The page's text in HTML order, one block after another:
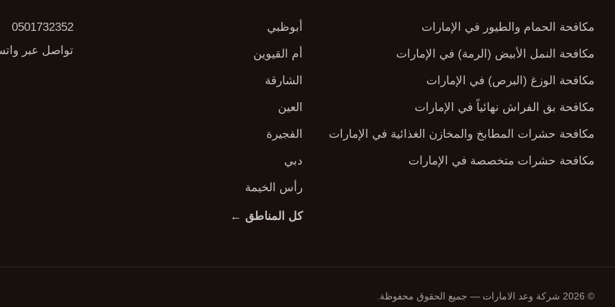
مكافحة الحمام والطيور في الإمارات
مكافحة النمل الأبيض (الرمة) في الإمارات
مكافحة الوزغ (البرص) في الإمارات
مكافحة بق الفراش نهائياً في الإمارات
مكافحة حشرات المطابخ والمخازن الغذائية في الإمارات
مكافحة حشرات متخصصة في الإمارات
أبوظبي
أم القيوين
الشارقة
العين
الفجيرة
دبي
رأس الخيمة
كل المناطق ←
0501732352
تواصل عبر
© 2026 شركة وعد الامارات — جميع الحقوق محفوظة.